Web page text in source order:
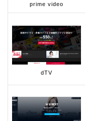
prime video
dTV